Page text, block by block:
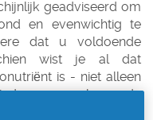
geadviseerd om
en evenwichtig te
dat u voldoende
wist je al dat
is - niet alleen
maar ook na de